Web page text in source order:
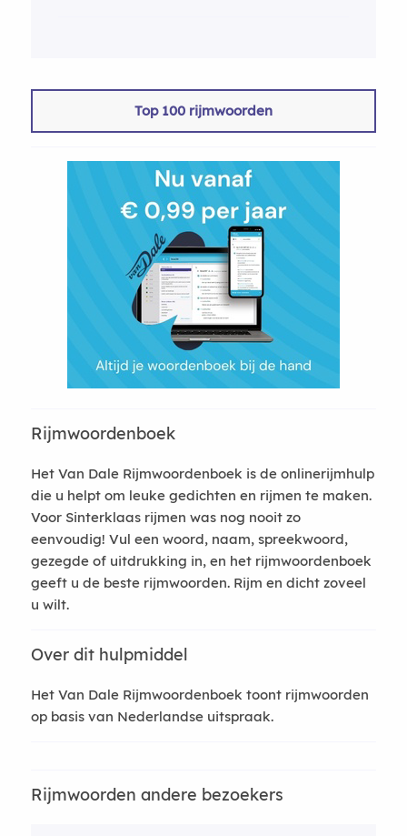
Top 100 rijmwoorden
Rijmwoordenboek
Het Van Dale Rijmwoordenboek is de onlinerijmhulp
die u helpt om leuke gedichten en rijmen te maken.
Voor Sinterklaas rijmen was nog nooit zo
eenvoudig! Vul een woord, naam, spreekwoord,
gezegde of uitdrukking in, en het rijmwoordenboek
geeft u de beste rijmwoorden. Rijm en dicht zoveel
u wilt.
Over dit hulpmiddel
Het Van Dale Rijmwoordenboek toont rijmwoorden
op basis van Nederlandse uitspraak.
Rijmwoorden andere bezoekers